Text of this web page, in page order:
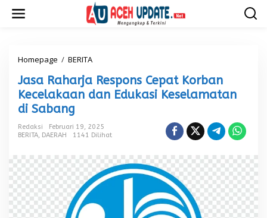
Homepage / BERITA
a
R
h
a
a
R
e
Jasa Raharja Respons Cepat Korban
Kecelakaan dan Edukasi Keselamatan
di Sabang
Redaksi
Februari 19, 2025
BERITA, DAERAH 1141 Dilihat